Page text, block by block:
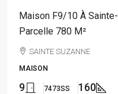
Maison F9/10 À
Parcelle 780 M²
SAINTE SUZANNE
MAISON
9
7473SS
160